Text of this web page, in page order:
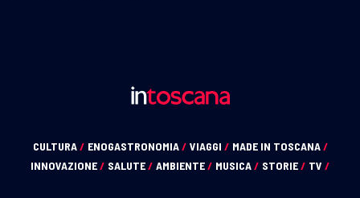
CULTURA/ ENOGASTRONOMIA/ VIAGGI / MADE IN TOSCANA/
INNOVAZIONE/ SALUTE/ AMBIENTE/ MUSICA/ STORIE/ TV /